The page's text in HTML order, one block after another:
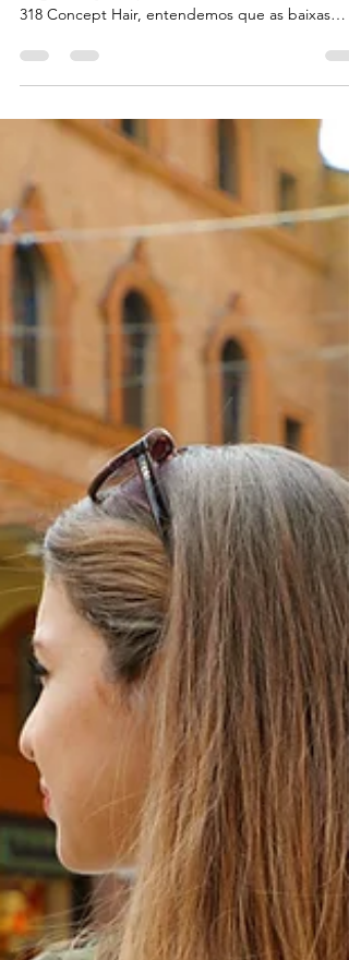
Cuidados com os Cabelos no
Inverno Rigoroso
O inverno traz charme e elegância, mas também
318 Concept Hair, entendemos que as baixas
temperaturas e ambientes aquecidos podem
causar ressecamento, frizz e perda de brilho. Por
isso, oferecemos tratamentos exclusivos para
manter a saúde capilar mesmo nos dias mais
Durante a estação, é comum aumentar o uso de
secadores e chapinhas, o que intensifica os
Nossa recomendação é investir em hidratações